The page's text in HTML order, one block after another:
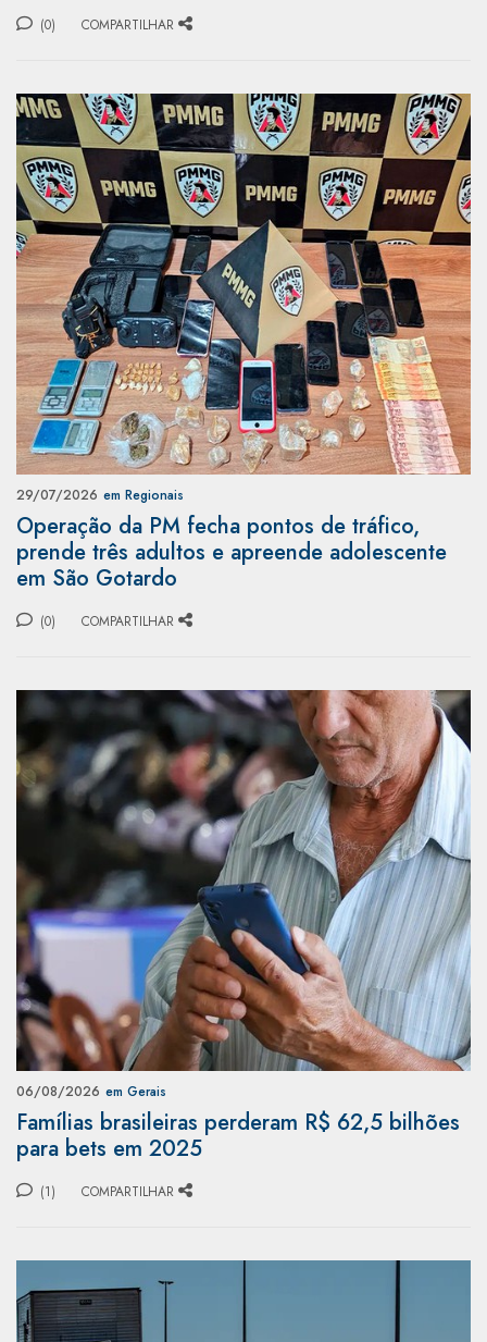
(0) COMPARTILHAR
29/07/2026 em Regionais
Operação da PM fecha pontos de tráfico,
prende três adultos e apreende adolescente
em São Gotardo
(0) COMPARTILHAR
06/08/2026 em Gerais
Famílias brasileiras perderam R$ 62,5 bilhões
para bets em 2025
(1) COMPARTILHAR